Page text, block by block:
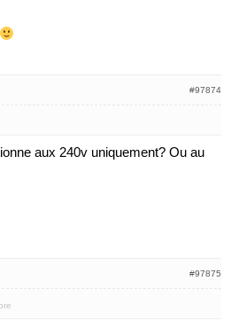
#97874
aux 240v uniquement? Ou au
#97875